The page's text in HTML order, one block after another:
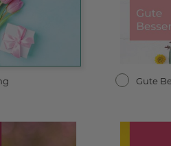
Gute